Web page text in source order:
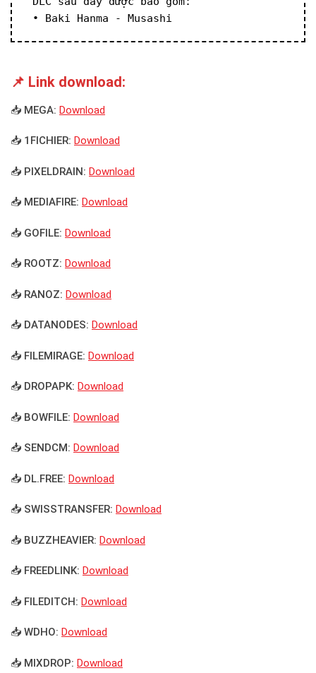
• Baki Hanma - Musashi
📌 Link download:
📥 MEGA: Download
📥 1FICHIER: Download
📥 PIXELDRAIN: Download
📥 MEDIAFIRE: Download
📥 GOFILE: Download
📥 ROOTZ: Download
📥 RANOZ: Download
📥 DATANODES: Download
📥 FILEMIRAGE: Download
📥 DROPAPK: Download
📥 BOWFILE: Download
📥 SENDCM: Download
📥 DL.FREE: Download
📥 SWISSTRANSFER: Download
📥 BUZZHEAVIER: Download
📥 FREEDLINK: Download
📥 FILEDITCH: Download
📥 WDHO: Download
📥 MIXDROP: Download